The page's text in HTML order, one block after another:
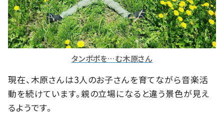
タンポポを…む木原さん
現在、木原さんは3人のお子さんを育てながら音楽活
動を続けています。親の立場になると違う景色が見え
るようです。